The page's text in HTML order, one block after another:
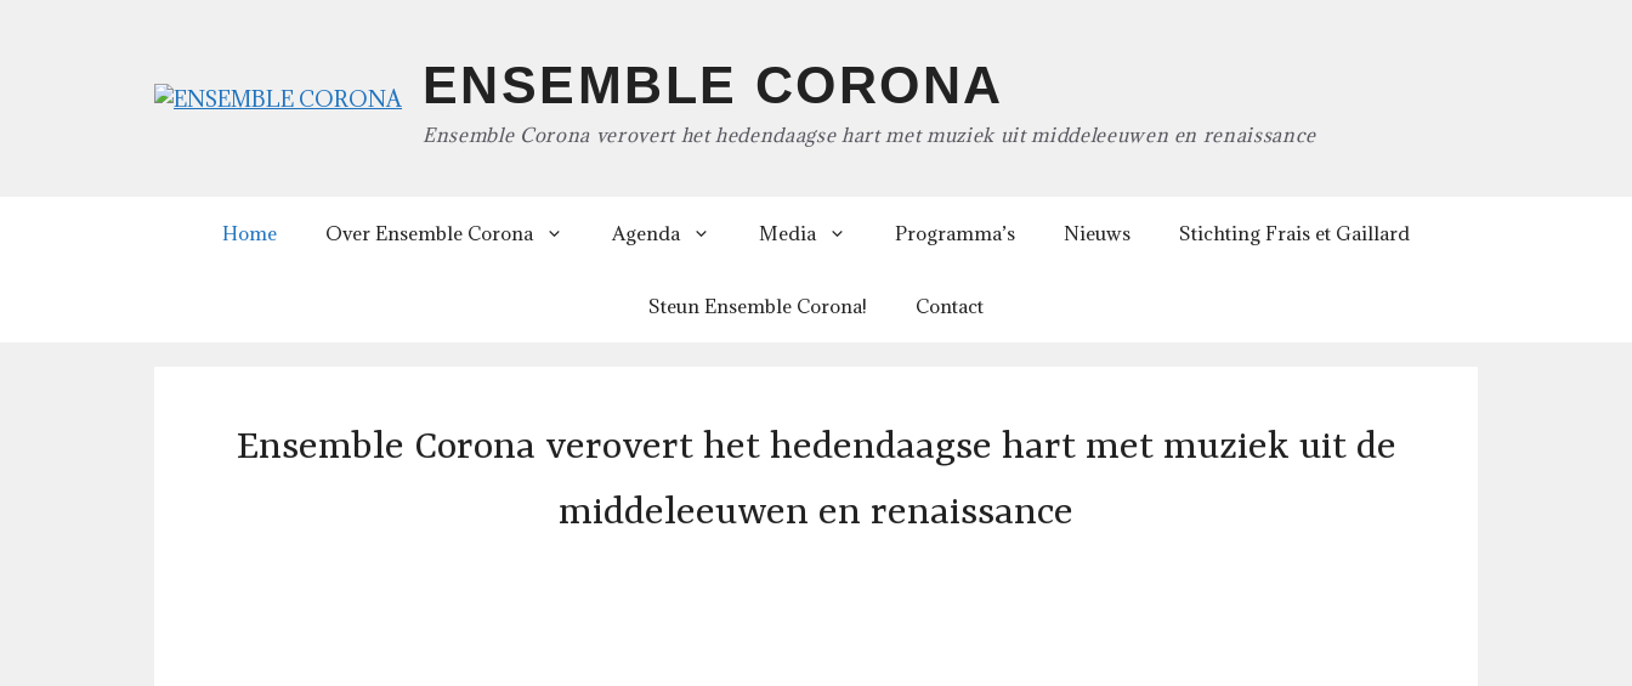
ENSEMBLE CORONA
Ensemble Corona verovert het hedendaagse hart met muziek uit middeleeuwen en renaissance
Home Over Ensemble Corona Agenda Media Programma’s Nieuws Stichting Frais et Gaillard
Steun Ensemble Corona! Contact
Ensemble Corona verovert het hedendaagse hart met muziek uit de
middeleeuwen en renaissance